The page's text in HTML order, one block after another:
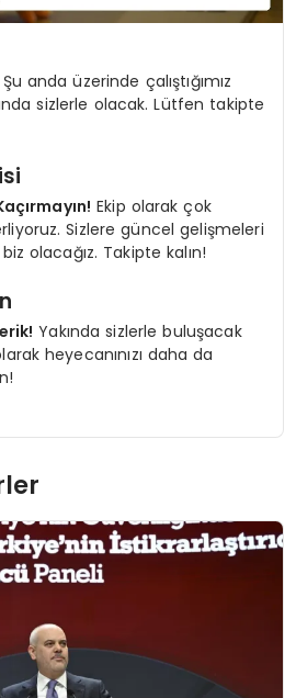
Şu anda üzerinde çalıştığımız
sizlerle olacak. Lütfen takipte
Ekip olarak çok
Sizlere güncel gelişmeleri
olacağız. Takipte kalın!
Yakında sizlerle buluşacak
heyecanınızı daha da